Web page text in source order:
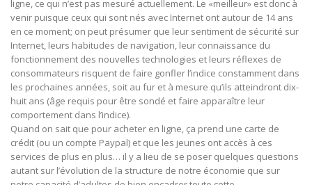
ligne, ce qui n’est pas mesuré actuellement. Le «meilleur» est donc à
venir puisque ceux qui sont nés avec Internet ont autour de 14 ans
en ce moment; on peut présumer que leur sentiment de sécurité sur
Internet, leurs habitudes de navigation, leur connaissance du
fonctionnement des nouvelles technologies et leurs réflexes de
consommateurs risquent de faire gonfler l’indice constamment dans
les prochaines années, soit au fur et à mesure qu’ils atteindront dix-
huit ans (âge requis pour être sondé et faire apparaître leur
comportement dans l’indice).
Quand on sait que pour acheter en ligne, ça prend une carte de
crédit (ou un compte Paypal) et que les jeunes ont accès à ces
services de plus en plus… il y a lieu de se poser quelques questions
autant sur l’évolution de la structure de notre économie que sur